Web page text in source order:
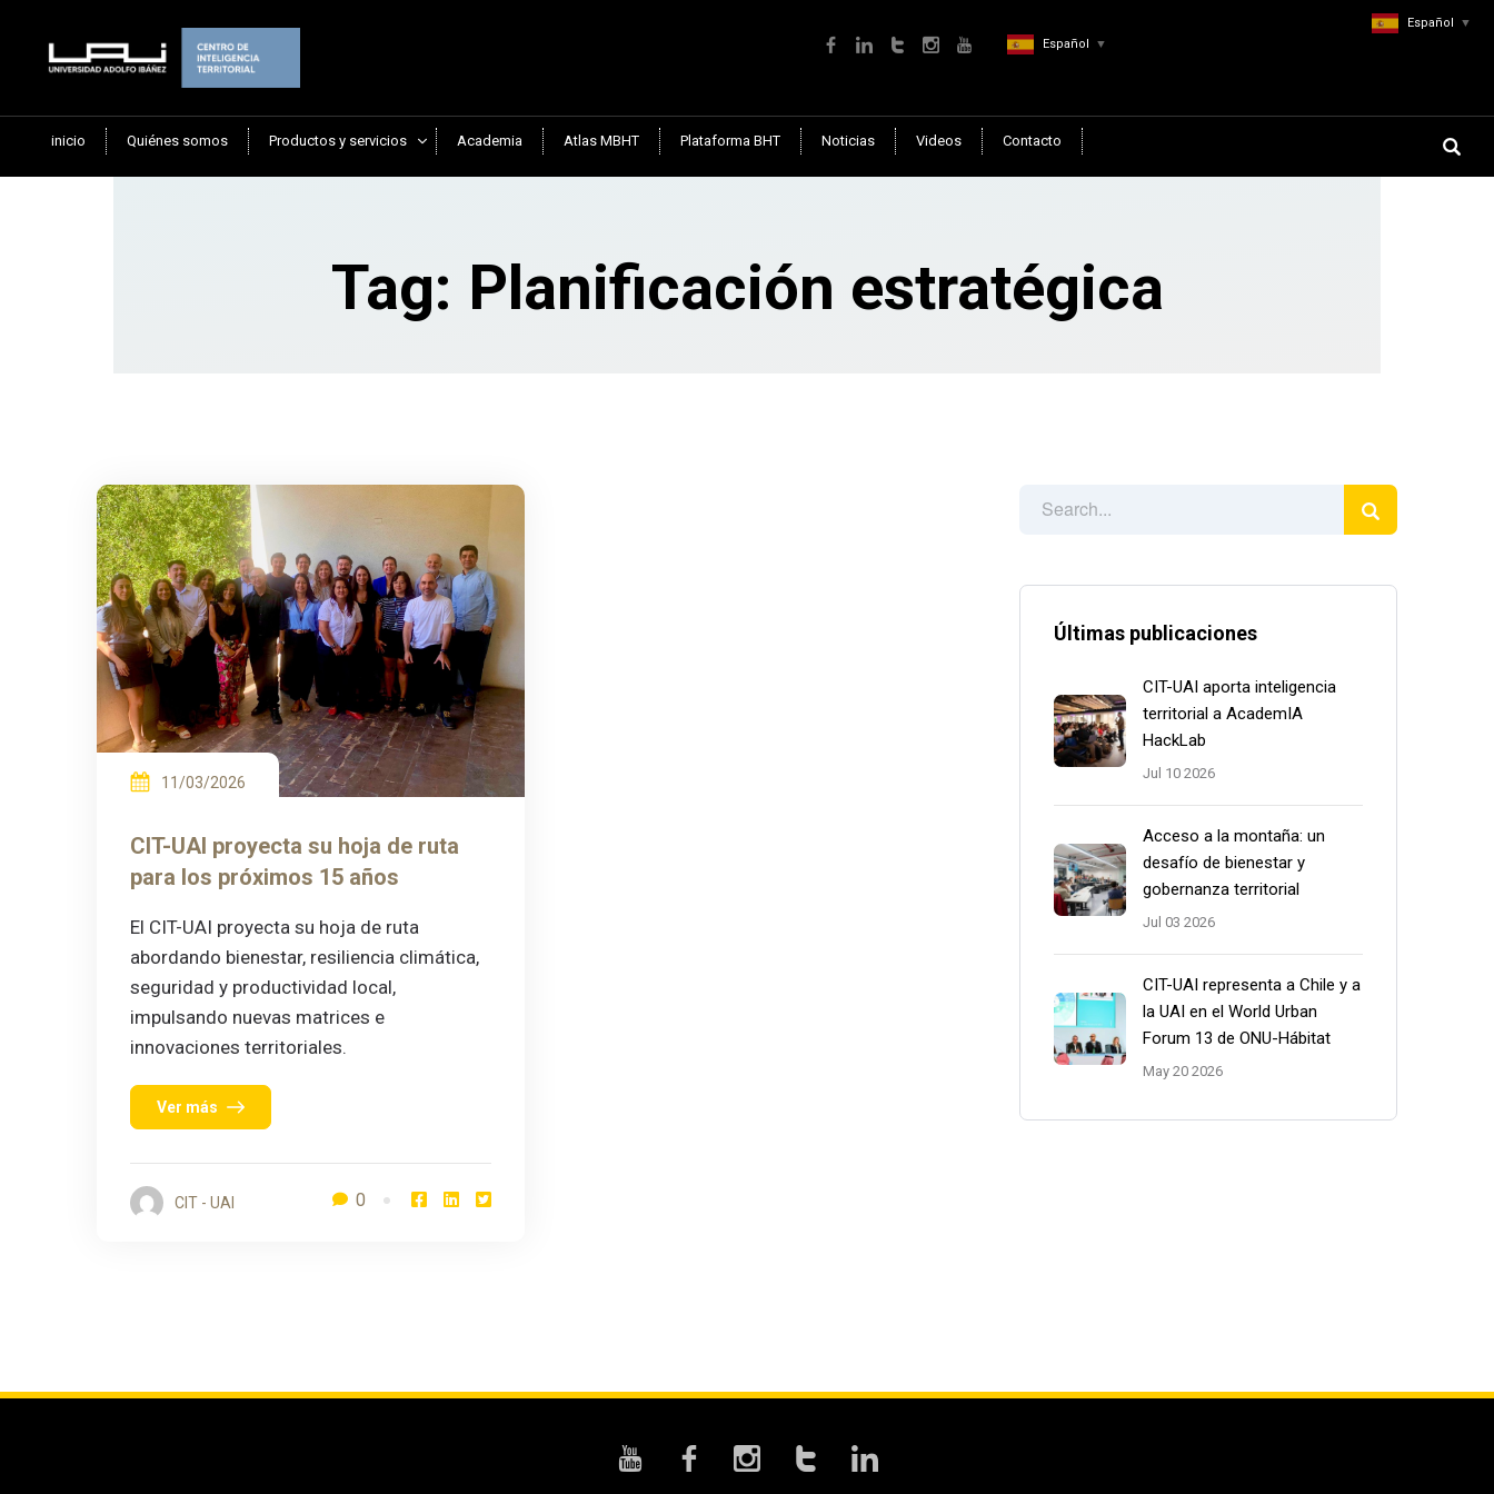
Español ▼
inicio Quiénes somos Productos y servicios Academia Atlas MBHT Plataforma BHT Noticias Videos Contacto
Tag: Planificación estratégica
Últimas publicaciones
CIT-UAI aporta inteligencia
territorial a AcademIA
HackLab
Jul 10 2026
Acceso a la montaña: un
desafío de bienestar y
gobernanza territorial
Jul 03 2026
CIT-UAI representa a Chile y a
la UAI en el World Urban
Forum 13 de ONU-Hábitat
May 20 2026
11/03/2026
CIT-UAI proyecta su hoja de ruta
para los próximos 15 años
El CIT-UAI proyecta su hoja de ruta
abordando bienestar, resiliencia climática,
seguridad y productividad local,
impulsando nuevas matrices e
innovaciones territoriales.
Ver más
CIT - UAI 0
Español ▼